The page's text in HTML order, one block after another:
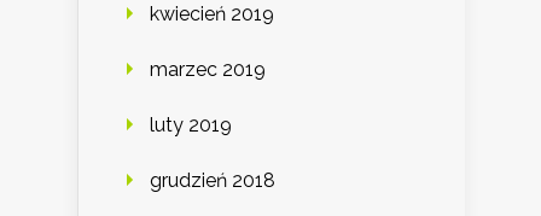
kwiecień 2019
marzec 2019
luty 2019
grudzień 2018